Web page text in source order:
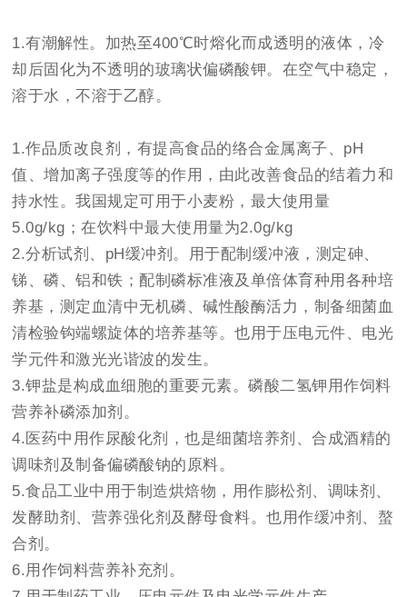
1.有潮解性。加热至400℃时熔化而成透明的液体，冷
却后固化为不透明的玻璃状偏磷酸钾。在空气中稳定，
溶于水，不溶于乙醇。
1.作品质改良剂，有提高食品的络合金属离子、pH
值、增加离子强度等的作用，由此改善食品的结着力和
持水性。我国规定可用于小麦粉，最大使用量
5.0g/kg；在饮料中最大使用量为2.0g/kg
2.分析试剂、pH缓冲剂。用于配制缓冲液，测定砷、
锑、磷、铝和铁；配制磷标准液及单倍体育种用各种培
养基，测定血清中无机磷、碱性酸酶活力，制备细菌血
清检验钩端螺旋体的培养基等。也用于压电元件、电光
学元件和激光光谐波的发生。
3.钾盐是构成血细胞的重要元素。磷酸二氢钾用作饲料
营养补磷添加剂。
4.医药中用作尿酸化剂，也是细菌培养剂、合成酒精的
调味剂及制备偏磷酸钠的原料。
5.食品工业中用于制造烘焙物，用作膨松剂、调味剂、
发酵助剂、营养强化剂及酵母食料。也用作缓冲剂、螯
合剂。
6.用作饲料营养补充剂。